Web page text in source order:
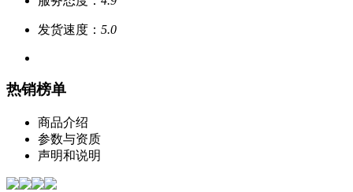
发货速度： 5.0
热销榜单
商品介绍
参数与资质
声明和说明